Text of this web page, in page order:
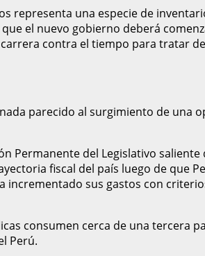
representa una especie de
el nuevo gobierno deberá
contra el tiempo para tratar
parecido al surgimiento de una
Permanente del Legislativo saliente
fiscal del país luego de que
incrementado sus gastos con
consumen cerca de una tercera
Perú.